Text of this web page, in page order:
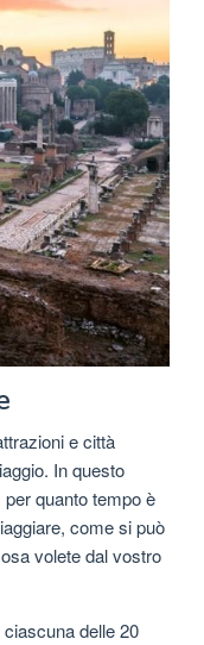
e città
In questo
quanto tempo è
come si può
volete dal vostro
delle 20